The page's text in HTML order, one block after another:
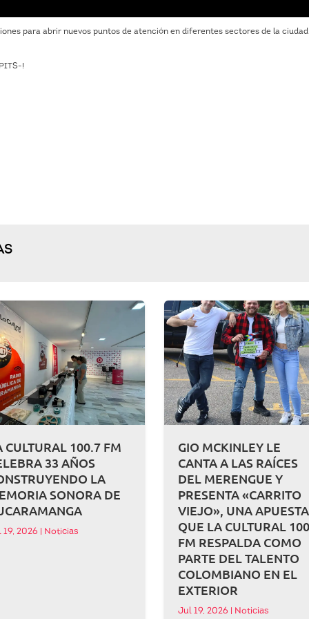
para abrir nuevos puntos de atención en diferentes sectores de la
!
CULTURAL 100.7 FM
33 AÑOS
LA
SONORA DE
19, 2026 Noticias
GIO MCKINLEY LE
CANTA A LAS RAÍCES
DEL MERENGUE Y
PRESENTA «CARRITO
VIEJO», UNA APUESTA
QUE LA CULTURAL
FM RESPALDA COMO
PARTE DEL TALENTO
COLOMBIANO EN EL
EXTERIOR
Jul 19, 2026 Noticias